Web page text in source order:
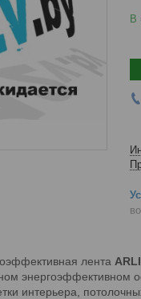
В
лента
энергоэффективном
интерьера,